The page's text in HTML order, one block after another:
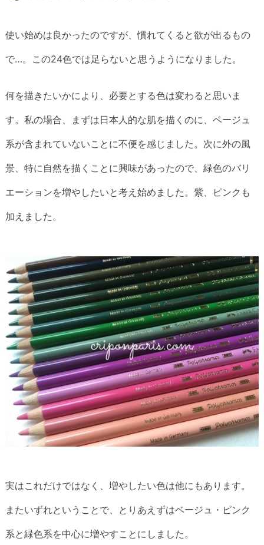
使い始めは良かったのですが、慣れてくると欲が出るもの
で…。この24色では足らないと思うようになりました。
何を描きたいかにより、必要とする色は変わると思いま
す。私の場合、まずは日本人的な肌を描くのに、ベージュ
系が含まれていないことに不便を感じました。次に外の風
景、特に自然を描くことに興味があったので、緑色のバリ
エーションを増やしたいと考え始めました。紫、ピンクも
加えました。
実はこれだけではなく、増やしたい色は他にもあります。
またいずれということで、とりあえずはベージュ・ピンク
系と緑色系を中心に増やすことにしました。